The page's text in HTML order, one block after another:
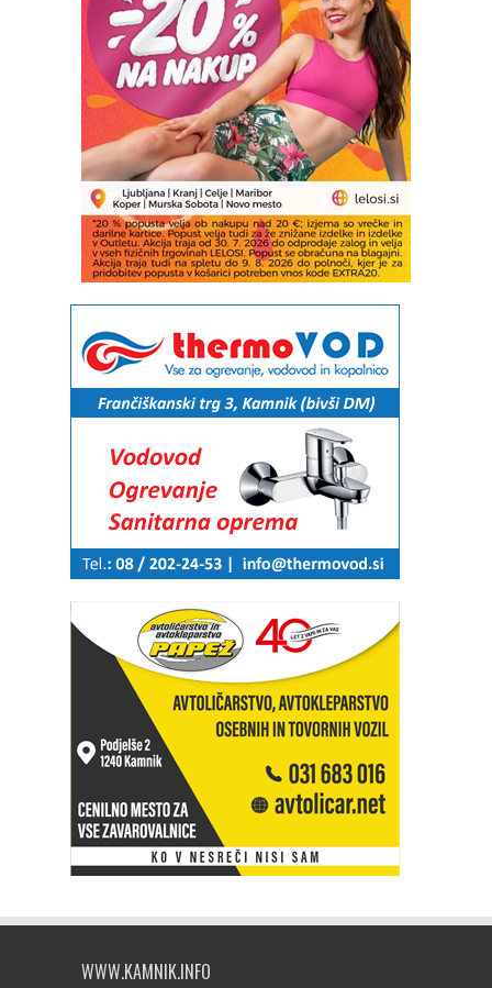
WWW.KAMNIK.INFO